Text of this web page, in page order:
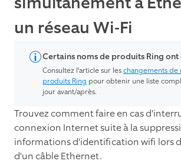
un réseau Wi-Fi
Certains noms de produits Ring ont
Consultez l'article sur leschangements de
produits Ring pour obtenir une liste
jour avant/après.
Trouvez comment faire en cas
connexion Internet suite à la
informations d'identification wifi lors
d'un câble Ethernet.